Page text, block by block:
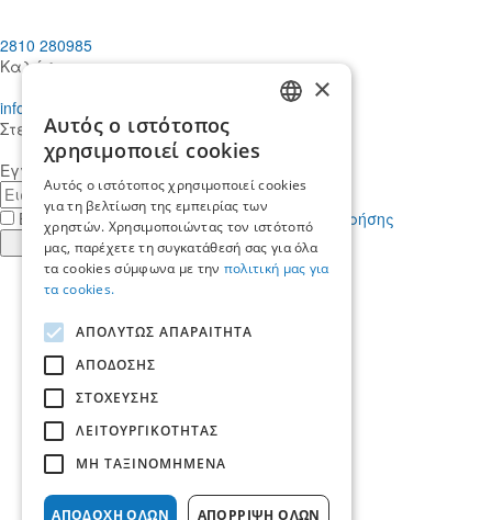
2810 280985
Καλέστε μας
info@mdcstiakakis.gr
Στείλτε μας το μήνυμά σας
Εγγραφείτε στο Newsletter μας
E-
mailΈχω διαβάσει κι αποδέχομαι τους
όρους χρήσης
Εγγραφή
Find
us
in
Facebook
Find
us
in
Instagram
Find
us
in
Twitter
Find
us
in
LinkedIn
Αρχική
Ποιοί είμαστε
Yπηρεσίες
Ποιοι μας εμπιστεύονται
Νέα & Άρθρα
Καριέρα
×
Αυτός ο ιστότοπος
χρησιμοποιεί cookies
Αυτός ο ιστότοπος χρησιμοποιεί cookies
για τη βελτίωση της εμπειρίας των
χρηστών. Χρησιμοποιώντας τον ιστότοπό
μας, παρέχετε τη συγκατάθεσή σας για όλα
τα cookies σύμφωνα με την πολιτική μας για
τα cookies.
ΑΠΟΛΥΤΩΣ ΑΠΑΡΑΙΤΗΤΑ
ΑΠΟΔΟΣΗΣ
ΣΤΟΧΕΥΣΗΣ
ΛΕΙΤΟΥΡΓΙΚΟΤΗΤΑΣ
ΜΗ ΤΑΞΙΝΟΜΗΜΕΝΑ
ΑΠΟΔΟΧΗ ΟΛΩΝ ΑΠΟΡΡΙΨΗ ΟΛΩΝ